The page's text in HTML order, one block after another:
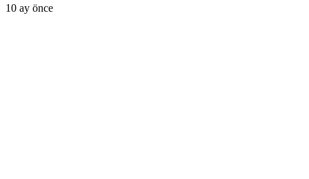
10 ay önce